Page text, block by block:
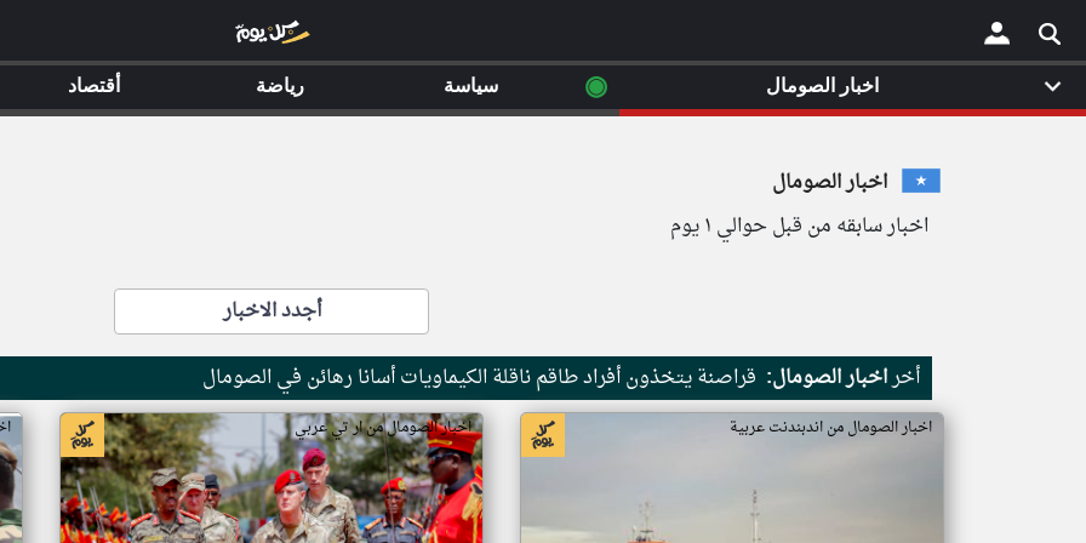
×
اخبار الصومال
اخبار سابقه من قبل حوالي ١ يوم
أجدد الاخبار
أخراخبار الصومال: قراصنة يتخذون أفراد طاقم ناقلة الكيماويات أسانا رهائن في الصومال
اخبار الصومال من اندبندنت عربية اخبار الصومال من ار تي عربي
اخبار الصومال ◉ سياسة رياضة أقتصاد